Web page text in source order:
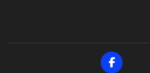
F